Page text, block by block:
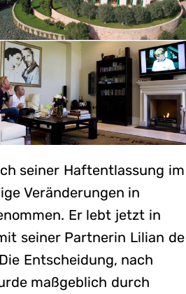
seiner Haftentlassung im
Veränderungen in
Er lebt jetzt in
seiner Partnerin Lilian de
Entscheidung, nach
maßgeblich durch